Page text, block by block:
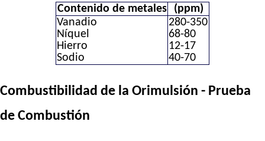
Contenido de metales
(ppm)
Vanadio
Níquel
Hierro
Sodio
280-350
68-80
12-17
40-70
Combustibilidad de la Orimulsión - Prueba
de Combustión